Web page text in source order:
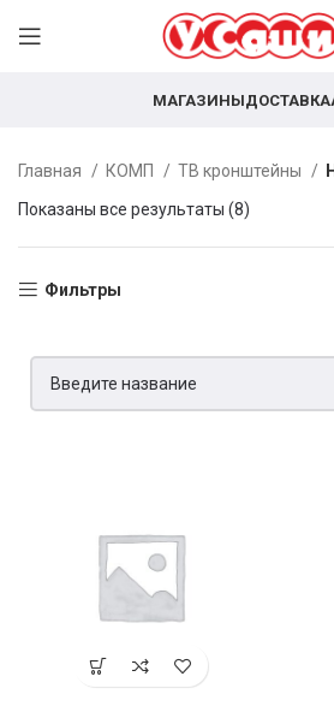
МАГАЗИНЫДОСТАВКА
Главная КОМП ТВ кронштейны
Показаны все результаты (8)
Фильтры